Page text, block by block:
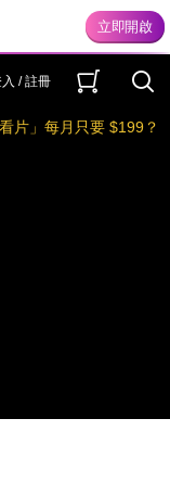
/ 註冊
看片」每月只要 $199？